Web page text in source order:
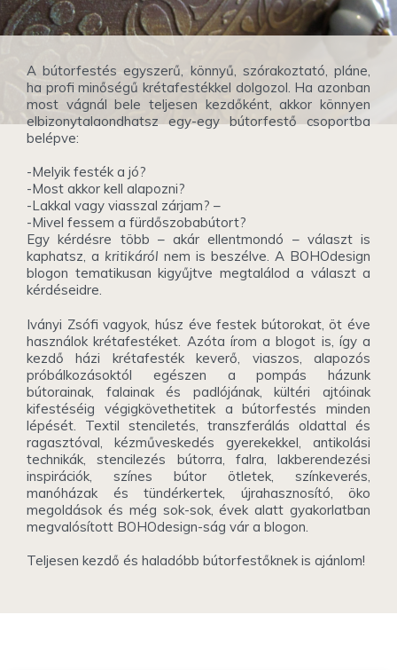
A bútorfestés egyszerű, könnyű, szórakoztató, pláne,
ha profi minőségű krétafestékkel dolgozol. Ha azonban
most vágnál bele teljesen kezdőként, akkor könnyen
elbizonytalaondhatsz egy-egy bútorfestő csoportba
belépve:
-Melyik festék a jó?
-Most akkor kell alapozni?
-Lakkal vagy viasszal zárjam? –
-Mivel fessem a fürdőszobabútort?
Egy kérdésre több – akár ellentmondó – választ is
kaphatsz, a kritikáról nem is beszélve. A BOHOdesign
blogon tematikusan kigyűjtve megtalálod a választ a
kérdéseidre.
Iványi Zsófi vagyok, húsz éve festek bútorokat, öt éve
használok krétafestéket. Azóta írom a blogot is, így a
kezdő házi krétafesték keverő, viaszos, alapozós
próbálkozásoktól egészen a pompás házunk
bútorainak, falainak és padlójának, kültéri ajtóinak
kifestéséig végigkövethetitek a bútorfestés minden
lépését. Textil stenciletés, transzferálás oldattal és
ragasztóval, kézműveskedés gyerekekkel, antikolási
technikák, stencilezés bútorra, falra, lakberendezési
inspirációk, színes bútor ötletek, színkeverés,
manóházak és tündérkertek, újrahasznosító, öko
megoldások és még sok-sok, évek alatt gyakorlatban
megvalósított BOHOdesign-ság vár a blogon.
Teljesen kezdő és haladóbb bútorfestőknek is ajánlom!